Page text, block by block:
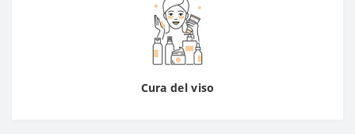
Cura del viso